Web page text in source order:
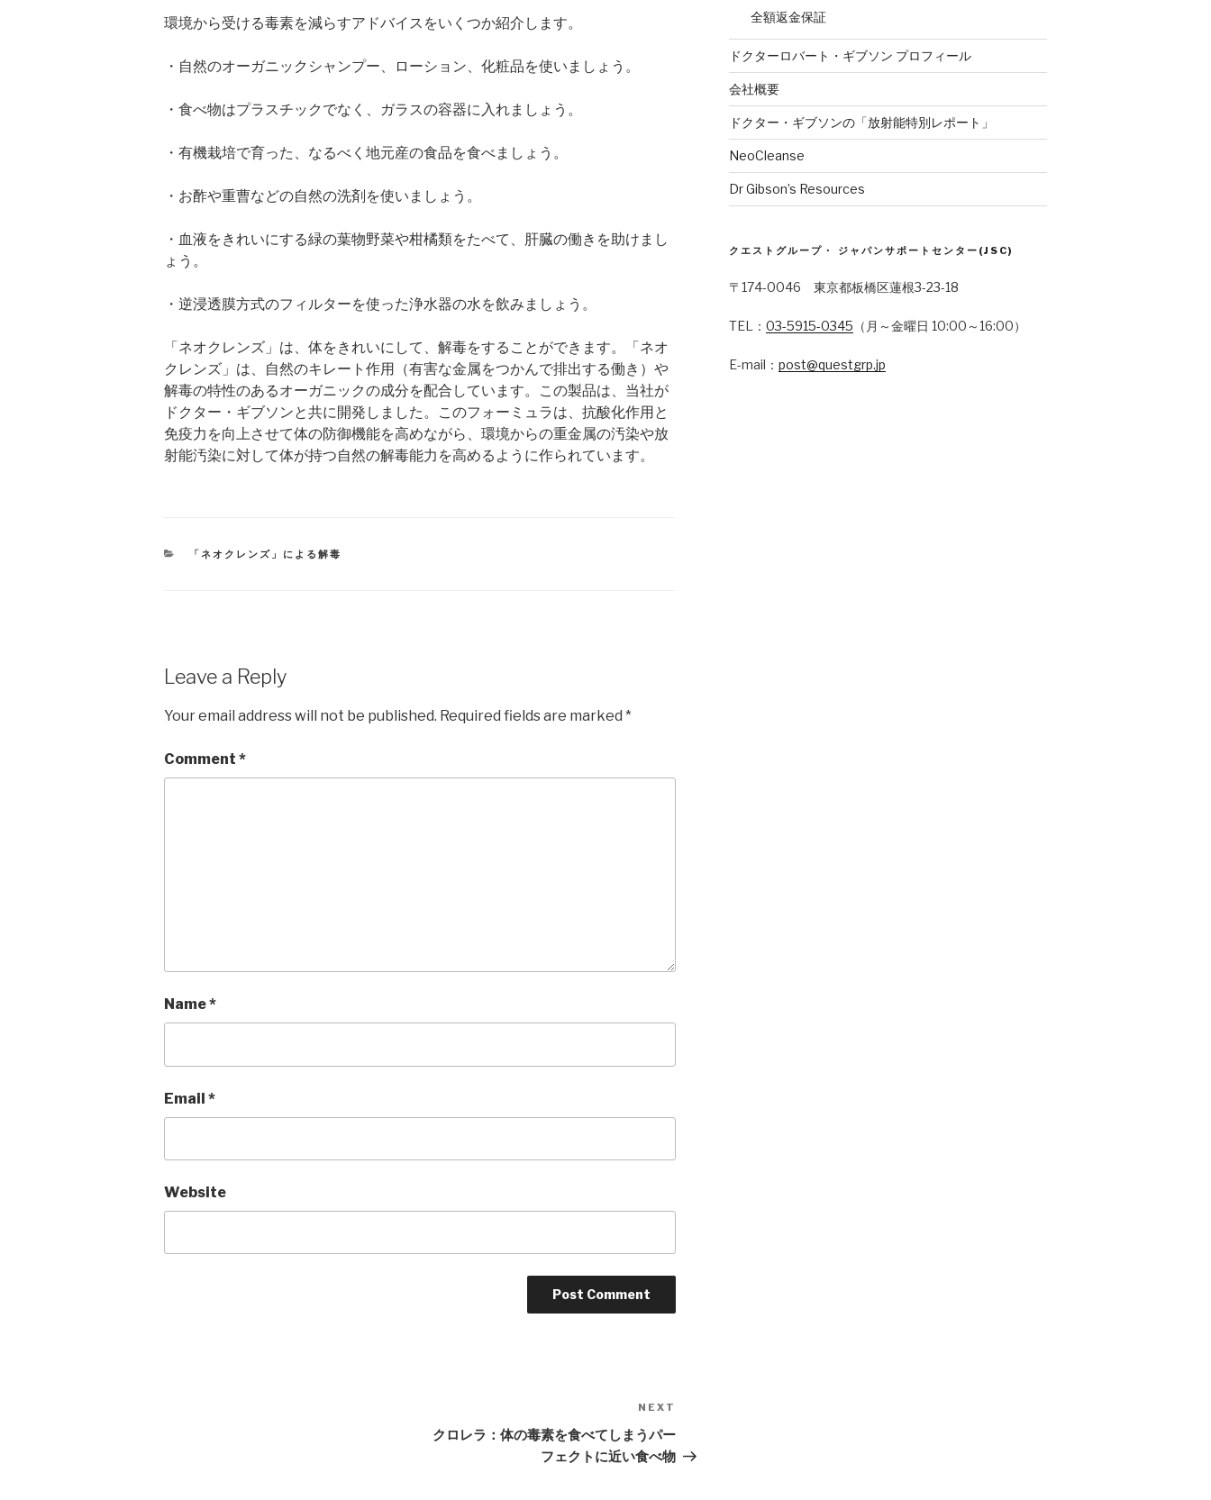
環境から受ける毒素を減らすアドバイスをいくつか紹介します。
・自然のオーガニックシャンプー、ローション、化粧品を使いましょう。
・食べ物はプラスチックでなく、ガラスの容器に入れましょう。
・有機栽培で育った、なるべく地元産の食品を食べましょう。
・お酢や重曹などの自然の洗剤を使いましょう。
・血液をきれいにする緑の葉物野菜や柑橘類をたべて、肝臓の働きを助けまし
ょう。
・逆浸透膜方式のフィルターを使った浄水器の水を飲みましょう。
「ネオクレンズ」は、体をきれいにして、解毒をすることができます。「ネオ
クレンズ」は、自然のキレート作用（有害な金属をつかんで排出する働き）や
解毒の特性のあるオーガニックの成分を配合しています。この製品は、当社が
ドクター・ギブソンと共に開発しました。このフォーミュラは、抗酸化作用と
免疫力を向上させて体の防御機能を高めながら、環境からの重金属の汚染や放
射能汚染に対して体が持つ自然の解毒能力を高めるように作られています。
CATEGORIES
「ネオクレンズ」による解毒
Leave a Reply
Your email address will not be published. Required fields are marked*
Comment*
Name*
Email*
Website
Post
NEXT
クロレラ：体の毒素を食べてしまうパー
フェクトに近い食べ物
全額返金保証
ドクターロバート・ギブソン プロフィール
会社概要
ドクター・ギブソンの「放射能特別レポート」
NeoCleanse
Dr Gibson’s Resources
クエストグループ・ ジャパンサポートセンター(JSC)
〒174-0046 東京都板橋区蓮根3-23-18
TEL：03-5915-0345 （月～金曜日 10:00～16:00）
E-mail：post@questgrp.jp